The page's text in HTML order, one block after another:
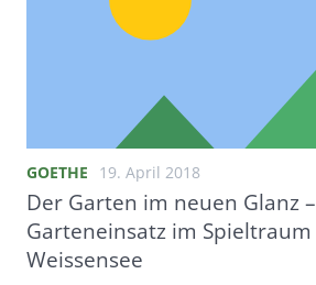
GOETHE 19. April 2018
Der Garten im neuen Glanz –
Garteneinsatz im Spieltraum
Weissensee